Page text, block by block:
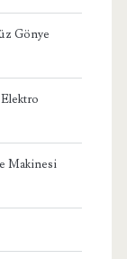
Gönye
Makinesi